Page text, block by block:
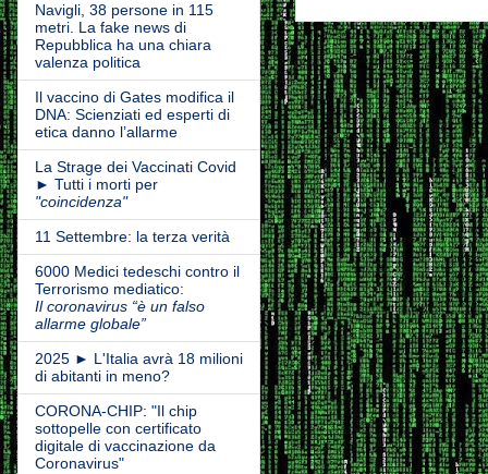
Navigli, 38 persone in 115
metri. La fake news di
Repubblica ha una chiara
valenza politica
Il vaccino di Gates modifica il
DNA: Scienziati ed esperti di
etica danno l’allarme
La Strage dei Vaccinati Covid
► Tutti i morti per
"coincidenza"
11 Settembre: la terza verità
6000 Medici tedeschi contro il
Terrorismo mediatico:
Il coronavirus “è un falso
allarme globale”
2025 ► L'Italia avrà 18 milioni
di abitanti in meno?
CORONA-CHIP: "Il chip
sottopelle con certificato
digitale di vaccinazione da
Coronavirus"